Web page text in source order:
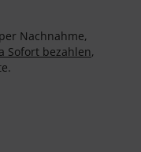
Nachnahme,
Sofort bezahlen,